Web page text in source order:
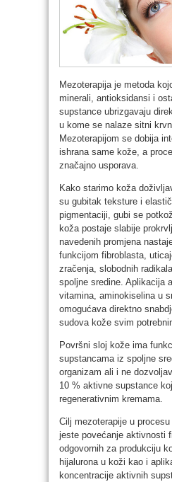
Mezoterapija je metoda
minerali, antioksidansi i
supstance ubrizgavaju
u kome se nalaze sitni
Mezoterapijom se dobija
ishrana same kože, a
značajno usporava.
Kako starimo koža
su gubitak teksture i
pigmentaciji, gubi se
koža postaje slabije
navedenih promjena
funkcijom fibroblasta,
zračenja, slobodnih
spoljne sredine. Aplikacija
vitamina, aminokiselina u
omogućava direktno
sudova kože svim
Površni sloj kože ima
supstancama iz spoljne
organizam ali i ne
10 % aktivne supstance
regenerativnim kremama.
Cilj mezoterapije u
jeste povećanje aktivnosti
odgovornih za produkciju
hijalurona u koži kao i
koncentracije aktivnih